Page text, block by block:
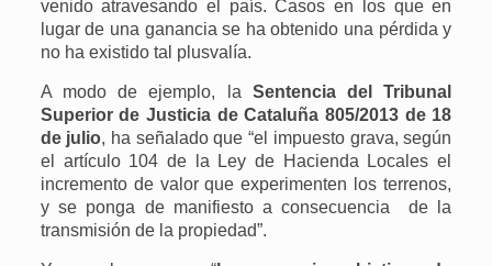
venido atravesando el país. Casos en los que en
lugar de una ganancia se ha obtenido una pérdida y
no ha existido tal plusvalía.
A modo de ejemplo, la Sentencia del Tribunal
Superior de Justicia de Cataluña 805/2013 de 18
de julio, ha señalado que “el impuesto grava, según
el artículo 104 de la Ley de Hacienda Locales el
incremento de valor que experimenten los terrenos,
y se ponga de manifiesto a consecuencia de la
transmisión de la propiedad”.